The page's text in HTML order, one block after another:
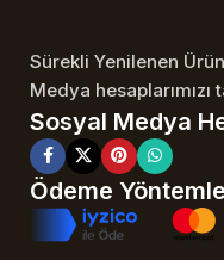
Sürekli Yenilenen
Medya hesaplarımızı
Sosyal Medya
Ödeme